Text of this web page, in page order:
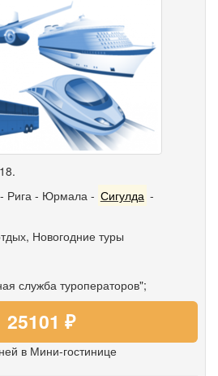
- Рига - Юрмала - Сигулда -
, Новогодние туры
служба туроператоров";
25101 ₽
в Мини-гостинице